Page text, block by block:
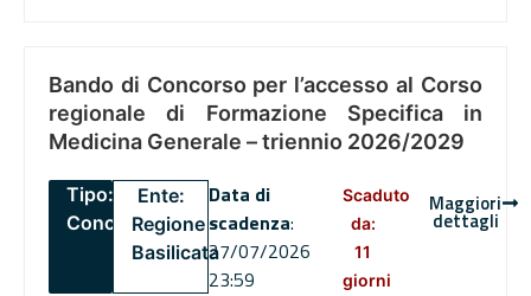
Bando di Concorso per l’accesso al Corso
regionale di Formazione Specifica in
Medicina Generale – triennio 2026/2029
Tipo:
Concorsi
Ente:
Regione
Basilicata
Data di
scadenza:
27/07/2026
23:59
Scaduto
da:
11
giorni
Maggiori
dettagli